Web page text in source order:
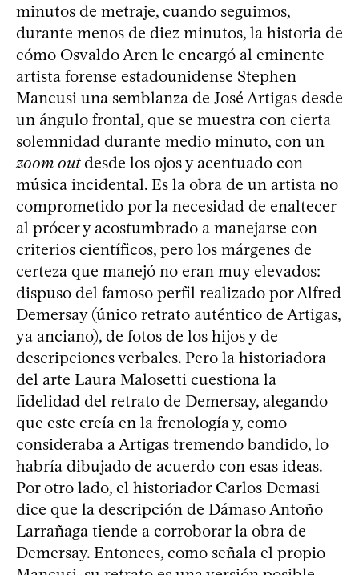
minutos de metraje, cuando seguimos,
durante menos de diez minutos, la historia de
cómo Osvaldo Aren le encargó al eminente
artista forense estadounidense Stephen
Mancusi una semblanza de José Artigas desde
un ángulo frontal, que se muestra con cierta
solemnidad durante medio minuto, con un
zoom outdesde los ojos y acentuado con
música incidental. Es la obra de un artista no
comprometido por la necesidad de enaltecer
al prócer y acostumbrado a manejarse con
criterios científicos, pero los márgenes de
certeza que manejó no eran muy elevados:
dispuso del famoso perfil realizado por Alfred
Demersay (único retrato auténtico de Artigas,
ya anciano), de fotos de los hijos y de
descripciones verbales. Pero la historiadora
del arte Laura Malosetti cuestiona la
fidelidad del retrato de Demersay, alegando
que este creía en la frenología y, como
consideraba a Artigas tremendo bandido, lo
habría dibujado de acuerdo con esas ideas.
Por otro lado, el historiador Carlos Demasi
dice que la descripción de Dámaso Antoño
Larrañaga tiende a corroborar la obra de
Demersay. Entonces, como señala el propio